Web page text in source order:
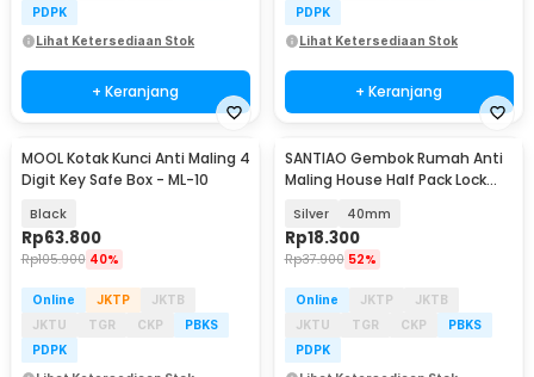
PDPK
Lihat Ketersediaan Stok
+ Keranjang
PDPK
Lihat Ketersediaan Stok
+ Keranjang
MOOL Kotak Kunci Anti Maling 4
Digit Key Safe Box - ML-10
Black
Rp63.800
Rp105.900 40%
Online JKTP
JKTB
JKTU
TGR CKP
PBKS
PDPK
Baru
SANTIAO Gembok Rumah Anti
Maling House Half Pack Lock
Silver 40mm
Rp18.300
Rp37.900 52%
Online JKTP
JKTB
JKTU
TGR CKP
PBKS
PDPK